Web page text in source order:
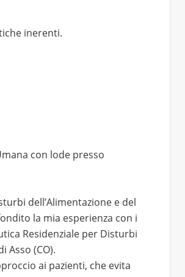
inerenti.
con lode presso
dell’Alimentazione e del
la mia esperienza con i
Residenziale per Disturbi
Asso (CO).
ai pazienti, che evita